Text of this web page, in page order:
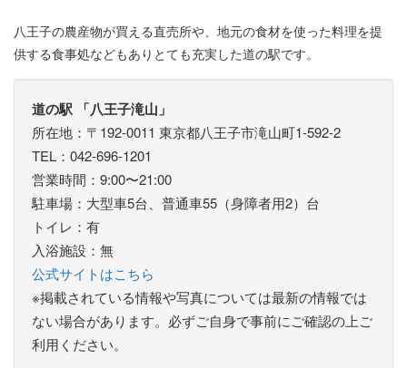
八王子の農産物が買える直売所や、地元の食材を使った料理を提
供する食事処などもありとても充実した道の駅です。
道の駅 「八王子滝山」
所在地：〒192-0011 東京都八王子市滝山町1-592-2
TEL：042-696-1201
営業時間：9:00〜21:00
駐車場：大型車5台、普通車55（身障者用2）台
トイレ：有
入浴施設：無
公式サイトはこちら
※掲載されている情報や写真については最新の情報では
ない場合があります。必ずご自身で事前にご確認の上ご
利用ください。